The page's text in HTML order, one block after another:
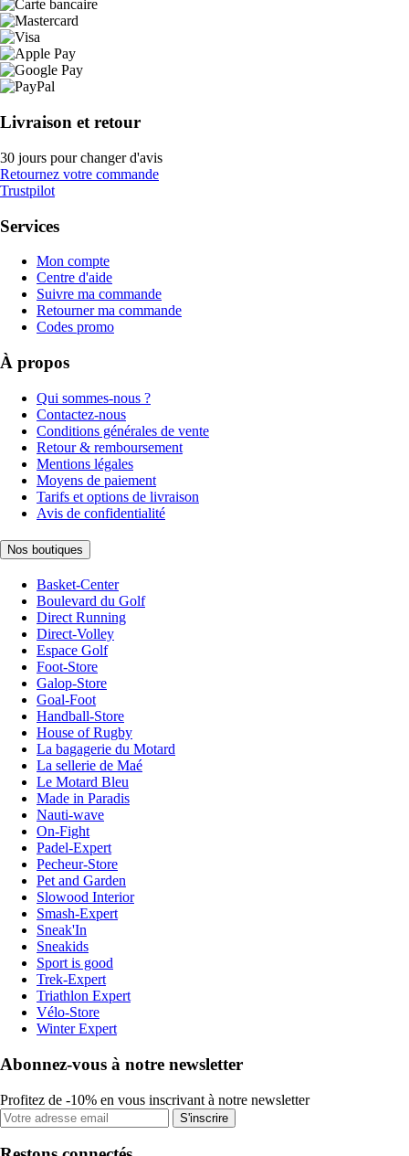
Livraison et retour
30 jours pour changer d'avis
Retournez votre commande
Trustpilot
Services
Mon compte
Centre d'aide
Suivre ma commande
Retourner ma commande
Codes promo
À propos
Qui sommes-nous ?
Contactez-nous
Conditions générales de vente
Retour & remboursement
Mentions légales
Moyens de paiement
Tarifs et options de livraison
Avis de confidentialité
Nos boutiques
Basket-Center
Boulevard du Golf
Direct Running
Direct-Volley
Espace Golf
Foot-Store
Galop-Store
Goal-Foot
Handball-Store
House of Rugby
La bagagerie du Motard
La sellerie de Maé
Le Motard Bleu
Made in Paradis
Nauti-wave
On-Fight
Padel-Expert
Pecheur-Store
Pet and Garden
Slowood Interior
Smash-Expert
Sneak'In
Sneakids
Sport is good
Trek-Expert
Triathlon Expert
Vélo-Store
Winter Expert
Abonnez-vous à notre newsletter
Profitez de -10% en vous inscrivant à notre newsletter
S'inscrire